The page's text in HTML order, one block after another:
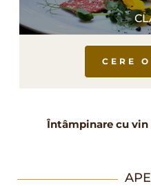
CERE
Întâmpinare cu